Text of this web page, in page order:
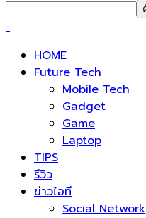
HOME
Future Tech
Mobile Tech
Gadget
Game
Laptop
TIPS
รีวิว
ข่าวไอที
Social Network